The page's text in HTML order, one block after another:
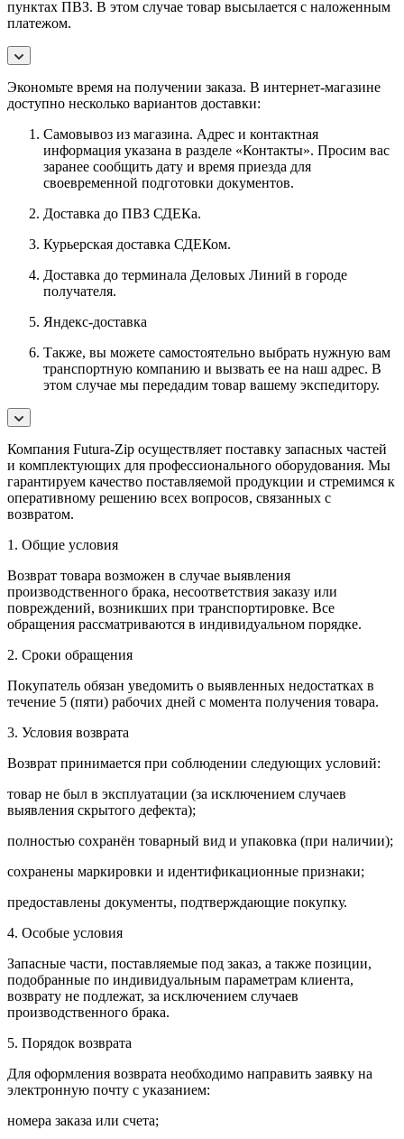
пунктах ПВЗ. В этом случае товар высылается с наложенным
платежом.
Экономьте время на получении заказа. В интернет-магазине
доступно несколько вариантов доставки:
Самовывоз из магазина. Адрес и контактная
информация указана в разделе «Контакты». Просим вас
заранее сообщить дату и время приезда для
своевременной подготовки документов.
Доставка до ПВЗ СДЕКа.
Курьерская доставка СДЕКом.
Доставка до терминала Деловых Линий в городе
получателя.
Яндекс-доставка
Также, вы можете самостоятельно выбрать нужную вам
транспортную компанию и вызвать ее на наш адрес. В
этом случае мы передадим товар вашему экспедитору.
Компания Futura-Zip осуществляет поставку запасных частей
и комплектующих для профессионального оборудования. Мы
гарантируем качество поставляемой продукции и стремимся к
оперативному решению всех вопросов, связанных с
возвратом.
1. Общие условия
Возврат товара возможен в случае выявления
производственного брака, несоответствия заказу или
повреждений, возникших при транспортировке. Все
обращения рассматриваются в индивидуальном порядке.
2. Сроки обращения
Покупатель обязан уведомить о выявленных недостатках в
течение 5 (пяти) рабочих дней с момента получения товара.
3. Условия возврата
Возврат принимается при соблюдении следующих условий:
товар не был в эксплуатации (за исключением случаев
выявления скрытого дефекта);
полностью сохранён товарный вид и упаковка (при наличии);
сохранены маркировки и идентификационные признаки;
предоставлены документы, подтверждающие покупку.
4. Особые условия
Запасные части, поставляемые под заказ, а также позиции,
подобранные по индивидуальным параметрам клиента,
возврату не подлежат, за исключением случаев
производственного брака.
5. Порядок возврата
Для оформления возврата необходимо направить заявку на
электронную почту с указанием:
номера заказа или счета;